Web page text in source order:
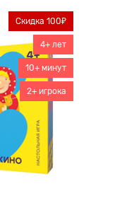
Скидка 100₽
4+ лет
10+ минут
2+ игрока